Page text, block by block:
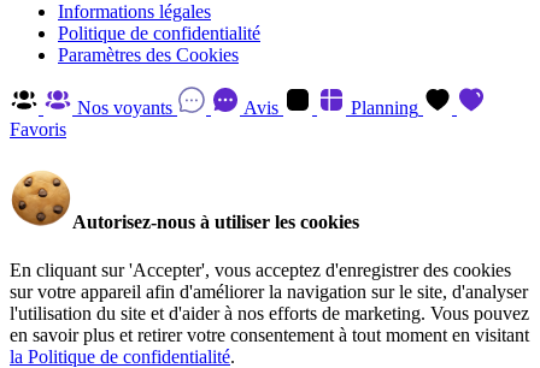
Informations légales
Politique de confidentialité
Paramètres des Cookies
Nos voyants Avis
Planning
Favoris
Autorisez-nous à utiliser les cookies
En cliquant sur 'Accepter', vous acceptez d'enregistrer des cookies
sur votre appareil afin d'améliorer la navigation sur le site, d'analyser
l'utilisation du site et d'aider à nos efforts de marketing. Vous pouvez
en savoir plus et retirer votre consentement à tout moment en visitant
la Politique de confidentialité.